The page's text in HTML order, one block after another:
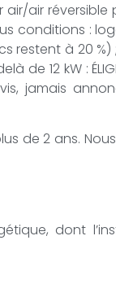
air réversible
conditions :
à 20 %) ;
12 kW :
jamais
de 2 ans.
dont